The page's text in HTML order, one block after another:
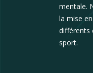
mentale.
la mise
différents
sport.